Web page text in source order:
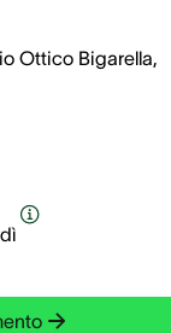
Ottico Bigarella,